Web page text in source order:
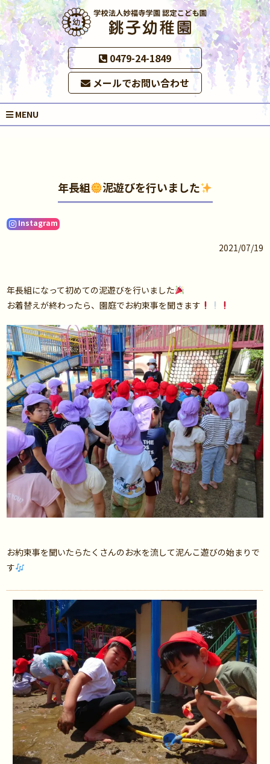
0479-24-1849
メールでお問い合わせ
MENU
年長組 泥遊びを行いました
Instagram
2021/07/19
年長組になって初めての泥遊びを行いました
お着替えが終わったら、園庭でお約束事を聞きます
お約束事を聞いたらたくさんのお水を流して泥んこ遊びの始まりで
す